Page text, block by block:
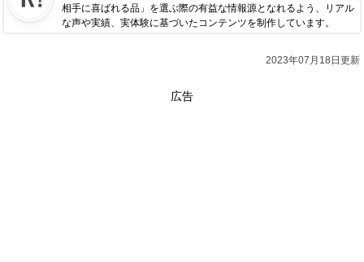
相手に喜ばれる品」を選ぶ際の有益な情報源となれるよう、リアル
な声や実績、実体験に基づいたコンテンツを制作しています。
2023年07月18日更新
広告